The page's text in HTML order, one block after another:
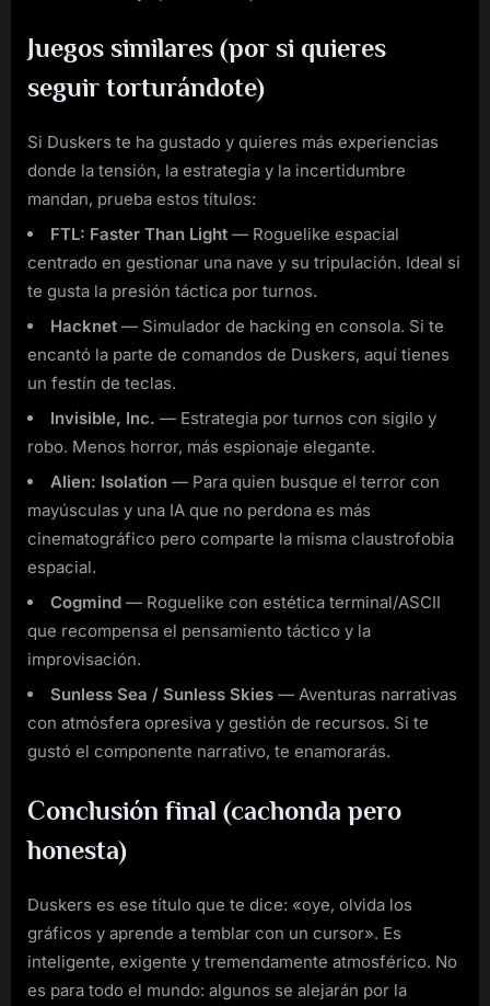
Juegos similares (por si quieres
seguir torturándote)
Si Duskers te ha gustado y quieres más experiencias
donde la tensión, la estrategia y la incertidumbre
mandan, prueba estos títulos:
FTL: Faster Than Light — Roguelike espacial
centrado en gestionar una nave y su tripulación. Ideal si
te gusta la presión táctica por turnos.
Hacknet — Simulador de hacking en consola. Si te
encantó la parte de comandos de Duskers, aquí tienes
un festín de teclas.
Invisible, Inc. — Estrategia por turnos con sigilo y
robo. Menos horror, más espionaje elegante.
Alien: Isolation — Para quien busque el terror con
mayúsculas y una IA que no perdona es más
cinematográfico pero comparte la misma claustrofobia
espacial.
Cogmind — Roguelike con estética terminal/ASCII
que recompensa el pensamiento táctico y la
improvisación.
Sunless Sea / Sunless Skies — Aventuras narrativas
con atmósfera opresiva y gestión de recursos. Si te
gustó el componente narrativo, te enamorarás.
Conclusión final (cachonda pero
honesta)
Duskers es ese título que te dice: «oye, olvida los
gráficos y aprende a temblar con un cursor». Es
inteligente, exigente y tremendamente atmosférico. No
es para todo el mundo: algunos se alejarán por la